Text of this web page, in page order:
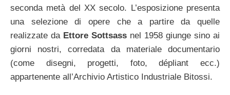
seconda metà del XX secolo. L’esposizione presenta
una selezione di opere che a partire da quelle
realizzate da Ettore Sottsass nel 1958 giunge sino ai
giorni nostri, corredata da materiale documentario
(come disegni, progetti, foto, dépliant ecc.)
appartenente all’Archivio Artistico Industriale Bitossi.